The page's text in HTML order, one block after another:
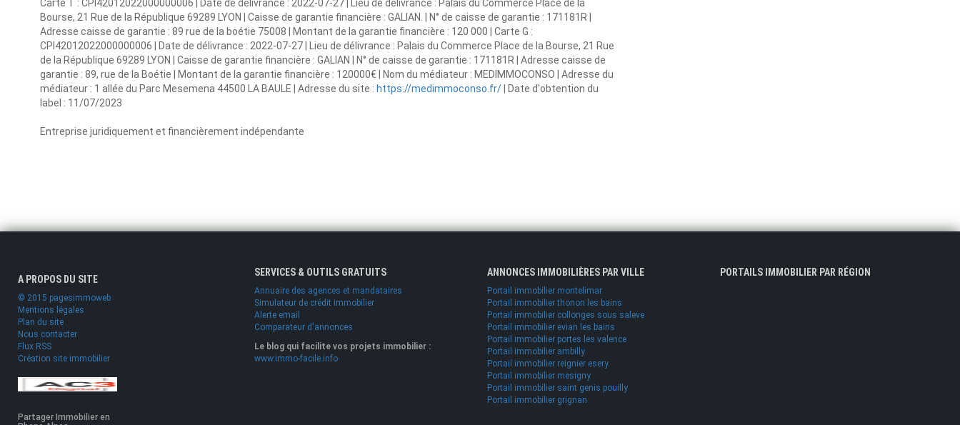
Carte T : CPI42012022000000006 | Date de délivrance : 2022-07-27 | Lieu de délivrance : Palais du Commerce Place de la
Bourse, 21 Rue de la République 69289 LYON | Caisse de garantie financière : GALIAN. | N° de caisse de garantie : 171181R |
Adresse caisse de garantie : 89 rue de la boétie 75008 | Montant de la garantie financière : 120 000 | Carte G :
CPI42012022000000006 | Date de délivrance : 2022-07-27 | Lieu de délivrance : Palais du Commerce Place de la Bourse, 21 Rue
de la République 69289 LYON | Caisse de garantie financière : GALIAN | N° de caisse de garantie : 171181R | Adresse caisse de
garantie : 89, rue de la Boétie | Montant de la garantie financière : 120000€ | Nom du médiateur : MEDIMMOCONSO | Adresse du
médiateur : 1 allée du Parc Mesemena 44500 LA BAULE | Adresse du site : https://medimmoconso.fr/ | Date d'obtention du
label : 11/07/2023
Entreprise juridiquement et financièrement indépendante
A PROPOS DU SITE
© 2015 pagesimmoweb
Mentions légales
Plan du site
Nous contacter
Flux RSS
Création site immobilier
Partager Immobilier en
SERVICES & OUTILS GRATUITS
Annuaire des agences et mandataires
Simulateur de crédit immobilier
Alerte email
Comparateur d'annonces
Le blog qui facilite vos projets immobilier :
www.immo-facile.info
ANNONCES IMMOBILIÈRES PAR VILLE
Portail immobilier montelimar
Portail immobilier thonon les bains
Portail immobilier collonges sous saleve
Portail immobilier evian les bains
Portail immobilier portes les valence
Portail immobilier ambilly
Portail immobilier reignier esery
Portail immobilier mesigny
Portail immobilier saint genis pouilly
Portail immobilier grignan
PORTAILS IMMOBILIER PAR RÉGION